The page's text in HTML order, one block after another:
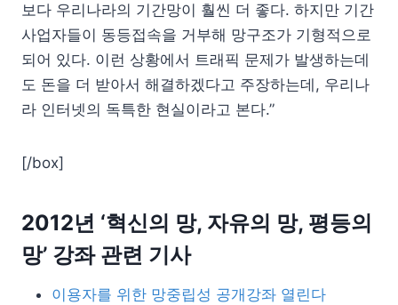
보다 우리나라의 기간망이 훨씬 더 좋다. 하지만 기간
사업자들이 동등접속을 거부해 망구조가 기형적으로
되어 있다. 이런 상황에서 트래픽 문제가 발생하는데
도 돈을 더 받아서 해결하겠다고 주장하는데, 우리나
라 인터넷의 독특한 현실이라고 본다.”
[/box]
2012년 ‘혁신의 망, 자유의 망, 평등의
망’ 강좌 관련 기사
이용자를 위한 망중립성 공개강좌 열린다